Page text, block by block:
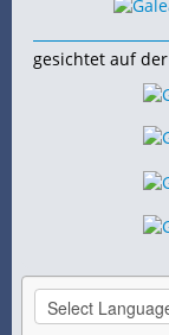
gesichtet auf der